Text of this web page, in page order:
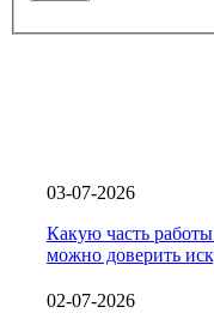
03-07-2026
Какую часть
можно доверить
02-07-2026